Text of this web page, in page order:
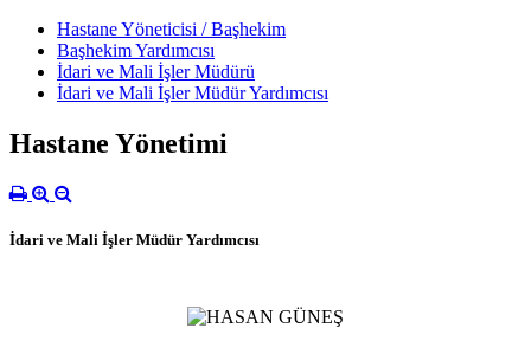
Hastane Yöneticisi / Başhekim
Başhekim Yardımcısı
İdari ve Mali İşler Müdürü
İdari ve Mali İşler Müdür Yardımcısı
Hastane Yönetimi
İdari ve Mali İşler Müdür Yardımcısı